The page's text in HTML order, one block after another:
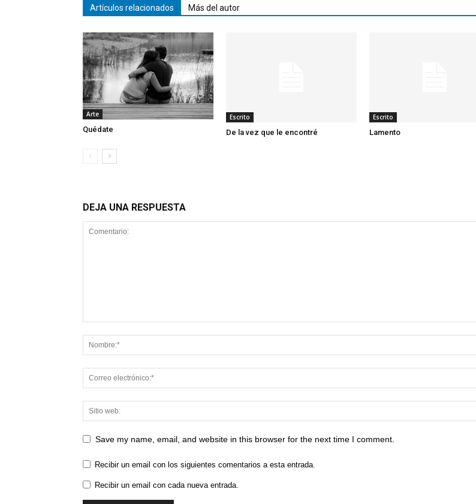
Artículos relacionados Más del autor
Arte
Quédate
Escrito
De la vez que le encontré
Escrito
Lamento
DEJA UNA RESPUESTA
Save my name, email, and website in this browser for the next time I comment.
Recibir un email con los siguientes comentarios a esta entrada.
Recibir un email con cada nueva entrada.